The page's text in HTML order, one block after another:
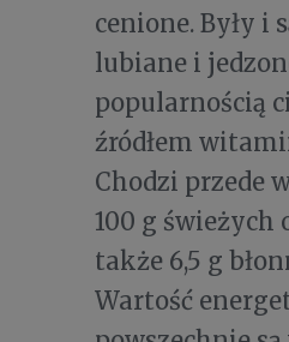
cenione. Były i
lubiane i
popularnością
źródłem
Chodzi przede
100 g świeżych
także 6,5 g
Wartość